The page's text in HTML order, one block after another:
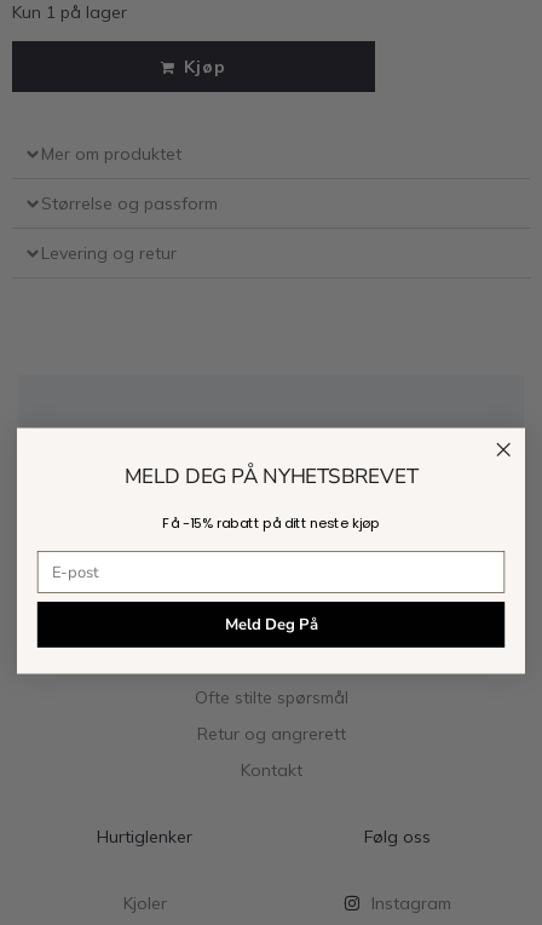
Kun 1 på lager
Kjøp
Mer om produktet
Størrelse og passform
Levering og retur
Kundeservice
Ofte stilte spørsmål
Retur og angrerett
Kontakt
Hurtiglenker
Kjoler
Følg oss
Instagram
MELD DEG PÅ NYHETSBREVET
Få -15% rabattpå ditt neste kjøp
Meld Deg På